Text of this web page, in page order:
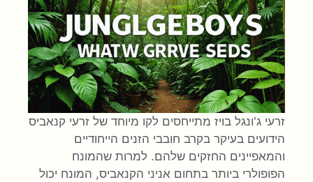
זרעי ג'ונגל בויז מתייחסים לקו מיוחד של זרעי קנאביס
הידועים בעיקר בקרב חובבי הזנים הייחודיים
והמאפיינים החזקים שלהם. למרות שהמונח
הפופולרי ביותר בתחום אניני הקנאביס, המונח יכול